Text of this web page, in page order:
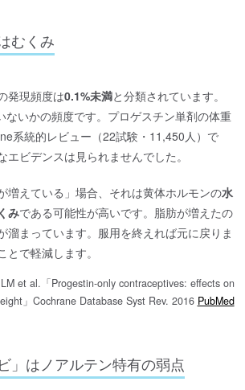
むくみ
発現頻度は0.1%未満と分類されています。
ないかの頻度です。プロゲスチン単剤の体重
系統的レビュー（22試験・11,450人）で
エビデンスは見られませんでした。
増えている」場合、それは黄体ホルモンの水
みである可能性が高いです。脂肪が増えたの
溜まっています。服用を終えれば元に戻りま
で軽減します。
et al.「Progestin-only contraceptives: effects on
」Cochrane Database Syst Rev. 2016 PubMed
」はノアルテン特有の弱点